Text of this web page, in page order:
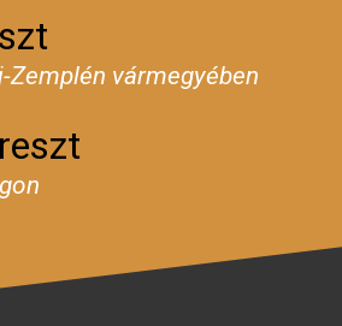
Zemplén vármegyében